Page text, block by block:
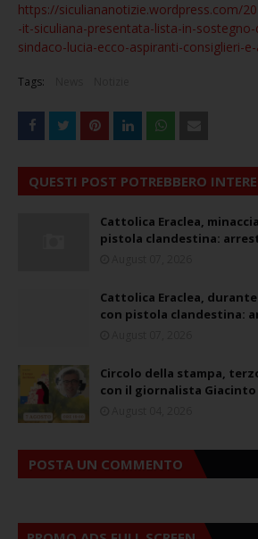
https://siculiananotizie.wordpress.com/
-it-siculiana-presentata-lista-in-
sindaco-lucia-ecco-aspiranti-consiglieri-
Tags:
QUESTI POST POTREBBERO
Cattolica Eraclea,
pistola clandestina:
Cattolica Eraclea,
con pistola clandestina:
Circolo della stampa,
con il giornalista
POSTA UN COMMENTO